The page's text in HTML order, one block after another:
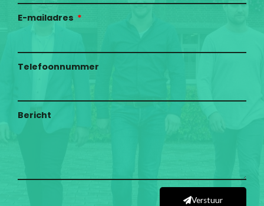
E-mailadres
Telefoonnummer
Bericht
Verstuur